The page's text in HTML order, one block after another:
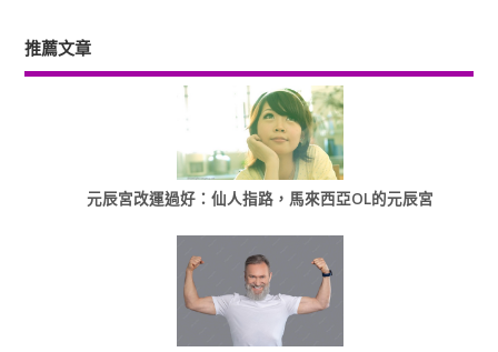
推薦文章
元辰宮改運過好：仙人指路，馬來西亞OL的元辰宮